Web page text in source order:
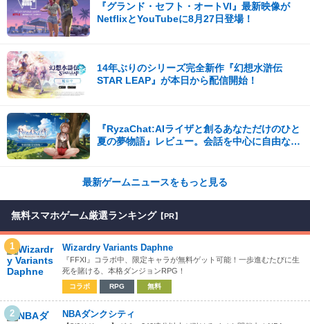
『グランド・セフト・オートVI』最新映像が
NetflixとYouTubeに8月27日登場！
14年ぶりのシリーズ完全新作『幻想水滸伝
STAR LEAP』が本日から配信開始！
『RyzaChat:AIライザと創るあなただけのひと
夏の夢物語』レビュー。会話を中心に自由な冒
最新ゲームニュースをもっと見る
無料スマホゲーム厳選ランキング 【PR】
1 Wizardry Variants Daphne
『FFXI』コラボ中、限定キャラが無料ゲット可能！一歩進むたびに生
死を賭ける、本格ダンジョンRPG！
コラボ RPG 無料
2 NBAダンクシティ